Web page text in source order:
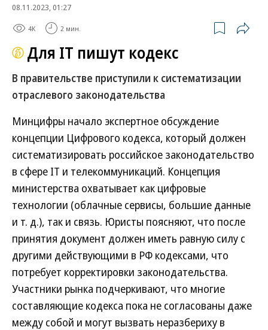
08.11.2023, 01:27
4K 2 мин.
Для IT пишут кодекс
В правительстве приступили к систематизации
отраслевого законодательства
Минцифры начало экспертное обсуждение
концепции Цифрового кодекса, который должен
систематизировать российское законодательство
в сфере IT и телекоммуникаций. Концепция
министерства охватывает как цифровые
технологии (облачные сервисы, большие данные
и т. д.), так и связь. Юристы поясняют, что после
принятия документ должен иметь равную силу с
другими действующими в РФ кодексами, что
потребует корректировки законодательства.
Участники рынка подчеркивают, что многие
составляющие кодекса пока не согласованы даже
между собой и могут вызвать неразбериху в